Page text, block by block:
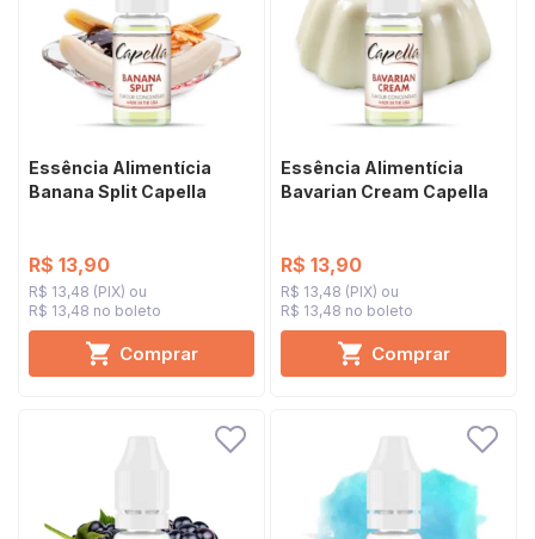
Essência Alimentícia
Banana Split Capella
R$ 13,90
R$ 13,48 (PIX)
R$ 13,48 no boleto
Comprar
Essência Alimentícia
Bavarian Cream Capella
R$ 13,90
R$ 13,48 (PIX)
R$ 13,48 no boleto
Comprar